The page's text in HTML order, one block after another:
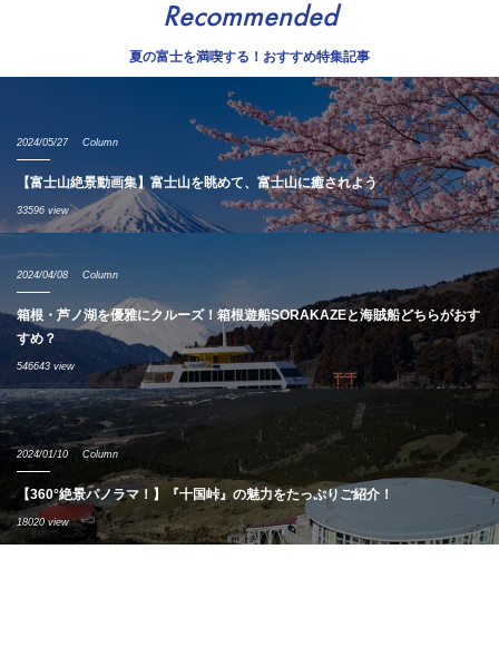
Recommended
夏の富士を満喫する！おすすめ特集記事
2024/05/27 Column
【富士山絶景動画集】富士山を眺めて、富士山に癒されよう
33596 view
2024/04/08 Column
箱根・芦ノ湖を優雅にクルーズ！箱根遊船SORAKAZEと海賊船どちらがおす
すめ？
546643 view
2024/01/10 Column
【360°絶景パノラマ！】『十国峠』の魅力をたっぷりご紹介！
18020 view